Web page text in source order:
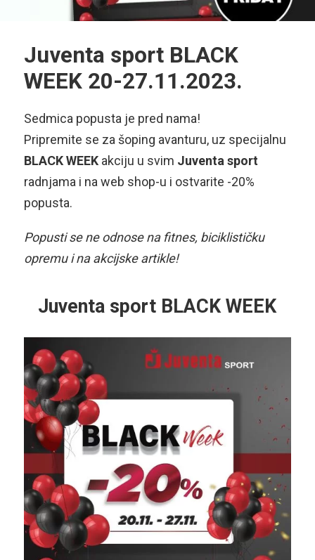
Juventa sport BLACK
WEEK 20-27.11.2023.
Sedmica popusta je pred nama!
Pripremite se za šoping avanturu, uz specijalnu
BLACK WEEKakciju u svim Juventa sport
radnjama i na web shop-u i ostvarite -20%
popusta.
Popusti se ne odnose na fitnes, biciklističku
opremu i na akcijske artikle!
Juventa sport BLACK WEEK